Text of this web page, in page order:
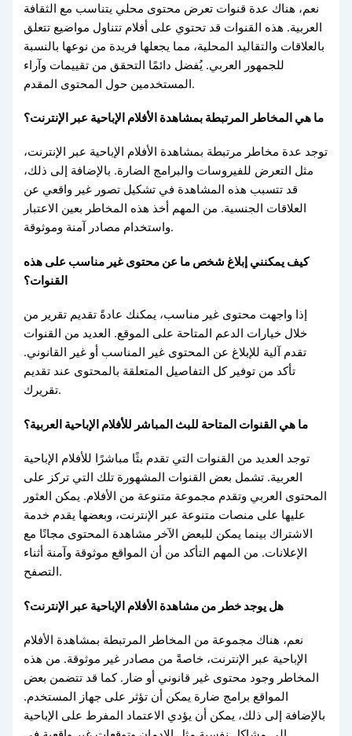
نعم، هناك عدة قنوات تعرض محتوى محلي يتناسب مع الثقافة
العربية. هذه القنوات قد تحتوي على أفلام تتناول مواضيع تتعلق
بالعلاقات والتقاليد المحلية، مما يجعلها فريدة من نوعها بالنسبة
للجمهور العربي. يُفضل دائمًا التحقق من تقييمات وآراء
المستخدمين حول المحتوى المقدم.
ما هي المخاطر المرتبطة بمشاهدة الأفلام الإباحية عبر الإنترنت؟
توجد عدة مخاطر مرتبطة بمشاهدة الأفلام الإباحية عبر الإنترنت،
مثل التعرض للفيروسات والبرامج الضارة. بالإضافة إلى ذلك،
قد تتسبب هذه المشاهدة في تشكيل تصور غير واقعي عن
العلاقات الجنسية. من المهم أخذ هذه المخاطر بعين الاعتبار
واستخدام مصادر آمنة وموثوقة.
كيف يمكنني إبلاغ شخص ما عن محتوى غير مناسب على هذه
القنوات؟
إذا واجهت محتوى غير مناسب، يمكنك عادةً تقديم تقرير من
خلال خيارات الدعم المتاحة على الموقع. العديد من القنوات
تقدم آلية للإبلاغ عن المحتوى غير المناسب أو غير القانوني.
تأكد من توفير كل التفاصيل المتعلقة بالمحتوى عند تقديم
تقريرك.
ما هي القنوات المتاحة للبث المباشر للأفلام الإباحية العربية؟
توجد العديد من القنوات التي تقدم بثًا مباشرًا للأفلام الإباحية
العربية. تشمل بعض القنوات المشهورة تلك التي تركز على
المحتوى العربي وتقدم مجموعة متنوعة من الأفلام. يمكن العثور
عليها على منصات متنوعة عبر الإنترنت، وبعضها يقدم خدمة
الاشتراك بينما يمكن للبعض الآخر مشاهدة المحتوى مجانًا مع
الإعلانات. من المهم التأكد من أن المواقع موثوقة وآمنة أثناء
التصفح.
هل يوجد خطر من مشاهدة الأفلام الإباحية عبر الإنترنت؟
نعم، هناك مجموعة من المخاطر المرتبطة بمشاهدة الأفلام
الإباحية عبر الإنترنت، خاصةً من مصادر غير موثوقة. من هذه
المخاطر وجود محتوى غير قانوني أو ضار. كما قد تتضمن بعض
المواقع برامج ضارة يمكن أن تؤثر على جهاز المستخدم.
بالإضافة إلى ذلك، يمكن أن يؤدي الاعتماد المفرط على الإباحية